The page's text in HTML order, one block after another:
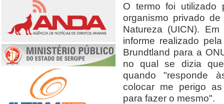
O termo foi utilizado
organismo privado
Natureza (UICN).
informe realizado
Brundtland para a
no qual se dizia
quando "responde
colocar me perigo
para fazer o mesmo".